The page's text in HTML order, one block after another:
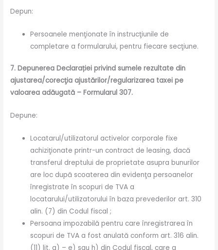
Depun:
Persoanele menţionate în instrucţiunile de
completare a formularului, pentru fiecare secţiune.
7. Depunerea Declarației privind sumele rezultate din
ajustarea/corecţia ajustărilor/regularizarea taxei pe
valoarea adăugată – Formularul 307.
Depune:
Locatarul/utilizatorul activelor corporale fixe
achiziţionate printr-un contract de leasing, dacă
transferul dreptului de proprietate asupra bunurilor
are loc după scoaterea din evidenţa persoanelor
înregistrate în scopuri de TVA a
locatarului/utilizatorului în baza prevederilor art. 310
alin. (7) din Codul fiscal ;
Persoana impozabilă pentru care înregistrarea în
scopuri de TVA a fost anulată conform art. 316 alin.
(11) lit. a) – e) sau h) din Codul fiscal, care a